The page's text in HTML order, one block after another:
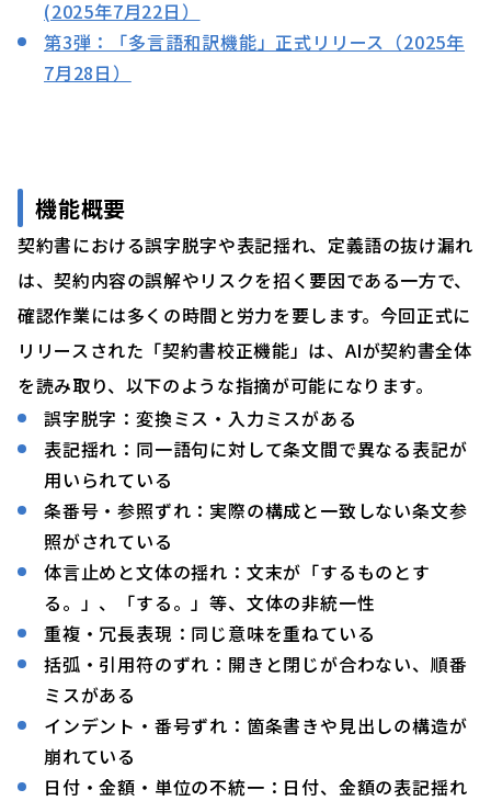
(2025年7月22日）
第3弾：「多言語和訳機能」正式リリース（2025年
7月28日）
機能概要
契約書における誤字脱字や表記揺れ、定義語の抜け漏れ
は、契約内容の誤解やリスクを招く要因である一方で、
確認作業には多くの時間と労力を要します。今回正式に
リリースされた「契約書校正機能」は、AIが契約書全体
を読み取り、以下のような指摘が可能になります。
誤字脱字：変換ミス・入力ミスがある
表記揺れ：同一語句に対して条文間で異なる表記が
用いられている
条番号・参照ずれ：実際の構成と一致しない条文参
照がされている
体言止めと文体の揺れ：文末が「するものとす
る。」、「する。」等、文体の非統一性
重複・冗長表現：同じ意味を重ねている
括弧・引用符のずれ：開きと閉じが合わない、順番
ミスがある
インデント・番号ずれ：箇条書きや見出しの構造が
崩れている
日付・金額・単位の不統一：日付、金額の表記揺れ